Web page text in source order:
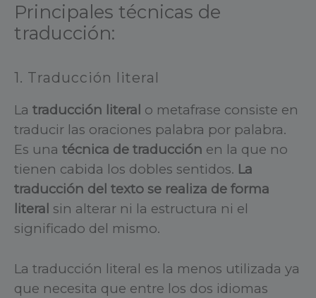
Principales técnicas de
traducción:
1. Traducción literal
La traducción literal o metafrase consiste en
traducir las oraciones palabra por palabra.
Es una técnica de traducción en la que no
tienen cabida los dobles sentidos. La
traducción del texto se realiza de forma
literal sin alterar ni la estructura ni el
significado del mismo.
La traducción literal es la menos utilizada ya
que necesita que entre los dos idiomas